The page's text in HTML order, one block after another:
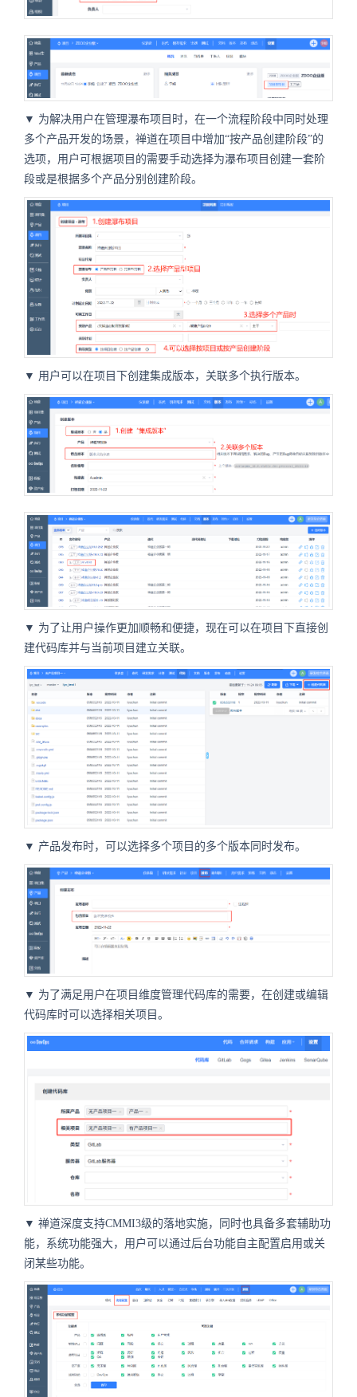
▼ 为解决用户在管理瀑布项目时，在一个流程阶段中同时处理
多个产品开发的场景，禅道在项目中增加“按产品创建阶段”的
选项，用户可根据项目的需要手动选择为瀑布项目创建一套阶
段或是根据多个产品分别创建阶段。
▼ 用户可以在项目下创建集成版本，关联多个执行版本。
▼ 为了让用户操作更加顺畅和便捷，现在可以在项目下直接创
建代码库并与当前项目建立关联。
▼ 产品发布时，可以选择多个项目的多个版本同时发布。
▼ 为了满足用户在项目维度管理代码库的需要，在创建或编辑
代码库时可以选择相关项目。
▼ 禅道深度支持CMMI3级的落地实施，同时也具备多套辅助功
能，系统功能强大，用户可以通过后台功能自主配置启用或关
闭某些功能。